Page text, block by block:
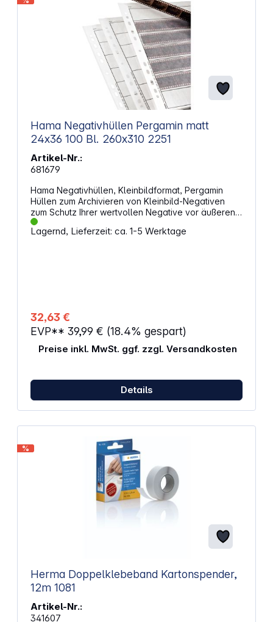
Hama Negativhüllen Pergamin matt
24x36 100 Bl. 260x310 2251
Artikel-Nr.:
681679
Hama Negativhüllen, Kleinbildformat, Pergamin
Hüllen zum Archivieren von Kleinbild-Negativen
zum Schutz Ihrer wertvollen Negative vor äußeren
Einflüssen für 7 Filmstreifen à 6 Kleinbildnegative 24
x 36 mm
Lagernd, Lieferzeit: ca. 1-5 Werktage
32,63 €
EVP** 39,99 € (18.4% gespart)
Preise inkl. MwSt. ggf. zzgl. Versandkosten
Details
%
Herma Doppelklebeband Kartonspender,
12m 1081
Artikel-Nr.:
341607